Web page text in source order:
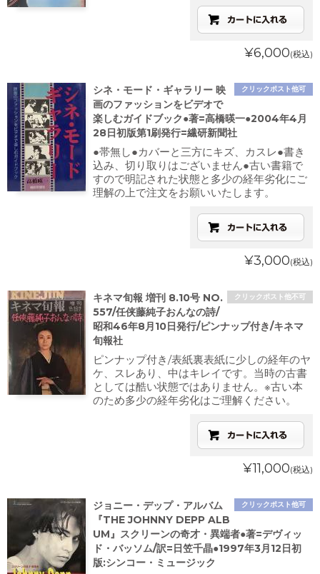
¥6,000(税込)
クリックポスト他可
シネ・モード・ギャラリー 映
画のファッションをビデオで
楽しむガイドブック●著=高橋暎一●2004年4月
28日初版第1刷発行=繊研新聞社
●帯無し●カバーと三方にキズ、カスレ●書き
込み、切り取りはございません●古い書籍で
すので明記された状態と多少の経年劣化にご
理解の上で注文をお願いいたします。
¥3,000(税込)
クリックポスト他不可
キネマ旬報 増刊 8.10号 NO.
557/任侠藤純子おんなの詩/
昭和46年8月10日発行/ピンナップ付き/キネマ
旬報社
ピンナップ付き/表紙裏表紙に少しの経年のヤ
ケ、スレあり、中はキレイです。当時の古書
としては酷い状態ではありません。※古い本
のため多少の経年劣化はご理解ください。
¥11,000(税込)
クリックポスト他可
ジョニー・デップ・アルバム
『THE JOHNNY DEPP ALB
UM』スクリーンの奇才・異端者●著=デヴィッ
ド・バッソム/訳=日笠千晶●1997年3月12日初
版:シンコー・ミュージック